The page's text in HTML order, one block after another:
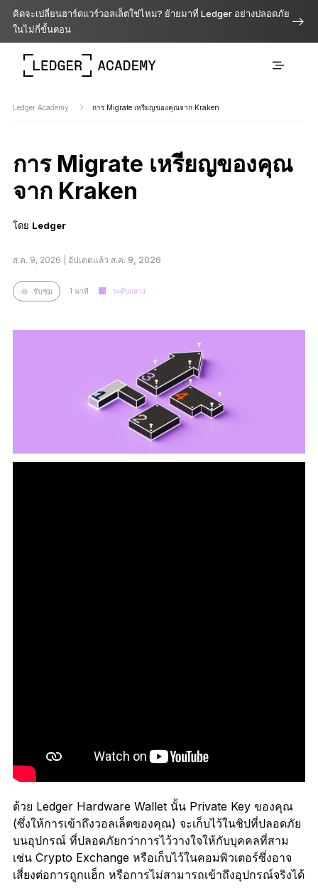
คิดจะเปลี่ยนฮาร์ดแวร์วอลเล็ตใช่ไหม? ย้ายมาที่ Ledger อย่างปลอดภัย
ในไม่กี่ขั้นตอน
Ledger Academy การ Migrate เหรียญของคุณจาก Kraken
การ Migrate เหรียญของคุณ
จาก Kraken
โดย Ledger
ส.ค. 9, 2026 | อัปเดตแล้ว ส.ค. 9, 2026
รับชม 1 นาที ระดับกลาง
ด้วย Ledger Hardware Wallet นั้น Private Key ของคุณ
(ซึ่งให้การเข้าถึงวอลเล็ตของคุณ) จะเก็บไว้ในชิปที่ปลอดภัย
บนอุปกรณ์ ที่ปลอดภัยกว่าการไว้วางใจให้กับบุคคลที่สาม
เช่น Crypto Exchange หรือเก็บไว้ในคอมพิวเตอร์ซึ่งอาจ
เสี่ยงต่อการถูกแฮ็ก หรือการไม่สามารถเข้าถึงอุปกรณ์จริงได้